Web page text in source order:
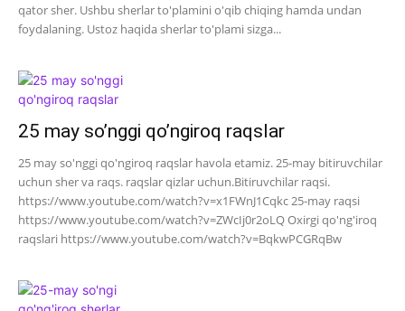
qator sher. Ushbu sherlar to'plamini o'qib chiqing hamda undan
foydalaning. Ustoz haqida sherlar to'plami sizga...
25 may so’nggi qo’ngiroq raqslar
25 may so'nggi qo'ngiroq raqslar havola etamiz. 25-may bitiruvchilar
uchun sher va raqs. raqslar qizlar uchun.Bitiruvchilar raqsi.
https://www.youtube.com/watch?v=x1FWnJ1Cqkc 25-may raqsi
https://www.youtube.com/watch?v=ZWcIj0r2oLQ Oxirgi qo'ng'iroq
raqslari https://www.youtube.com/watch?v=BqkwPCGRqBw